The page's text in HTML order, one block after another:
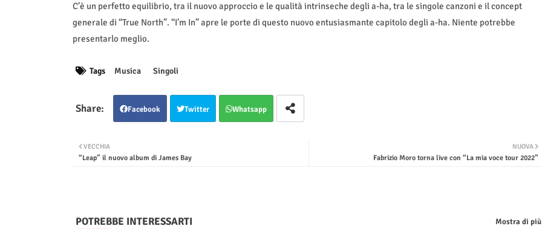
C’è un perfetto equilibrio, tra il nuovo approccio e le qualità intrinseche degli a-ha, tra le singole canzoni e il concept
generale di “True North”. “I’m In” apre le porte di questo nuovo entusiasmante capitolo degli a-ha. Niente potrebbe
presentarlo meglio.
Tags Musica Singoli
Facebook Twitter Whatsapp
NUOVA
Fabrizio Moro torna live con “La mia voce tour 2022”
VECCHIA
“Leap” il nuovo album di James Bay
POTREBBE INTERESSARTI Mostra di più